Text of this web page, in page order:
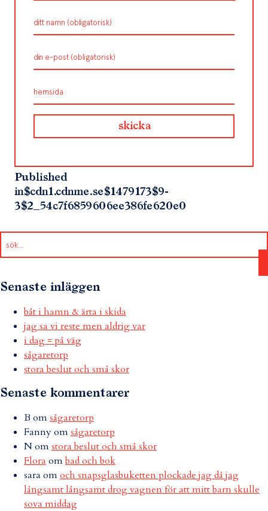
Published
in$cdn1.cdnme.se$1479173$9-
3$2_54c7f6859606ee386fe620e0
Senaste inläggen
båt i hamn & ärta i skida
jag sa vi reste men aldrig var
i dag = på väg
sågaretorp
stora beslut och små skor
Senaste kommentarer
B omsågaretorp
Fannyomsågaretorp
Nomstora beslut och små skor
Flora ombad och bok
sara omoch snapsglasbuketten plockade jag då jag
långsamt långsamt drog vagnen för att mitt barn skulle
sova middag